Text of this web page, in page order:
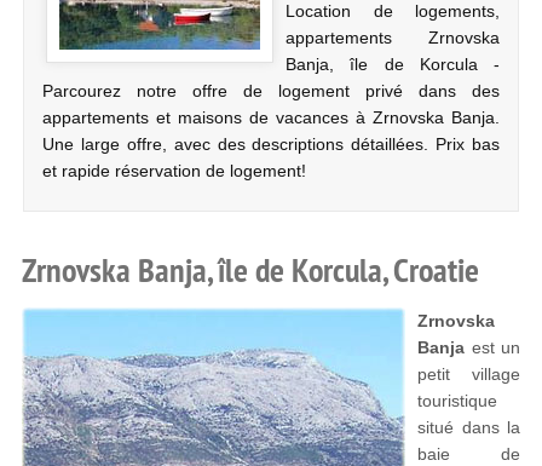
Location de logements,
appartements Zrnovska
Banja, île de Korcula -
Parcourez notre offre de logement privé dans des
appartements et maisons de vacances à Zrnovska Banja.
Une large offre, avec des descriptions détaillées. Prix bas
et rapide réservation de logement!
Zrnovska Banja, île de Korcula, Croatie
Zrnovska
Banja est un
petit village
touristique
situé dans la
baie de